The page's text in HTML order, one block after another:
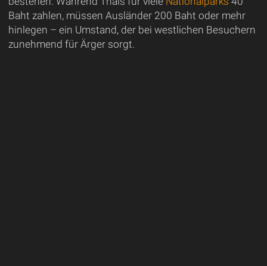
Baht zahlen, müssen Ausländer 200 Baht oder mehr
hinlegen – ein Umstand, der bei westlichen Besuchern
zunehmend für Ärger sorgt.